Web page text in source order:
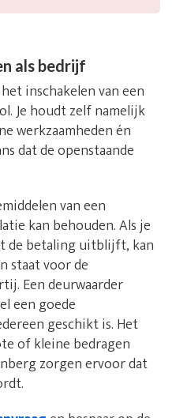
als bedrijf
inschakelen van een
Je houdt zelf namelijk
werkzaamheden én
dat de openstaande
van een
kan behouden. Als je
de betaling uitblijft, kan
staat voor de
Een deurwaarder
een goede
geschikt is. Het
of kleine bedragen
zorgen ervoor dat